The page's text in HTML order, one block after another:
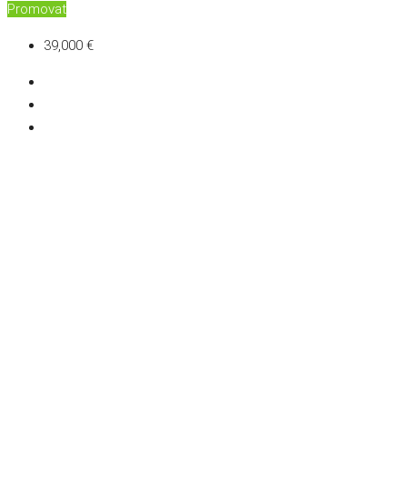
Promovat
39,000 €